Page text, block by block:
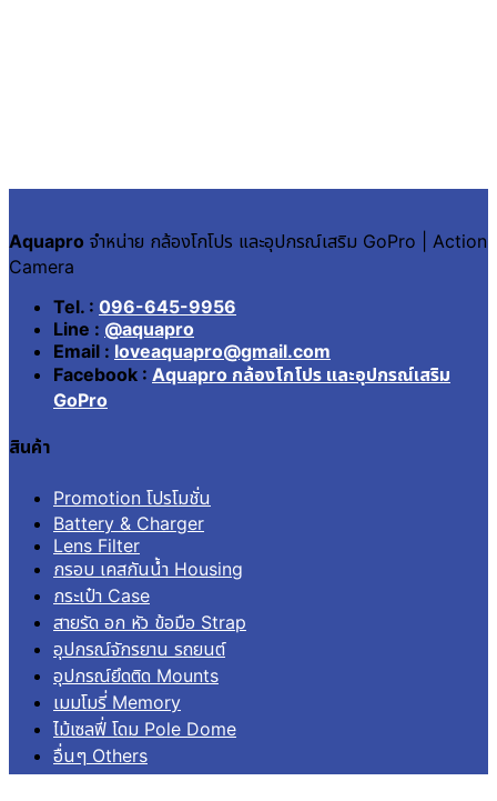
Aquapro จำหน่าย กล้องโกโปร และอุปกรณ์เสริม GoPro | Action
Camera
Tel. : 096-645-9956
Line : @aquapro
Email : loveaquapro@gmail.com
Facebook : Aquapro กล้องโกโปร และอุปกรณ์เสริม
GoPro
สินค้า
Promotion โปรโมชั่น
Battery & Charger
Lens Filter
กรอบ เคสกันน้ำ Housing
กระเป๋า Case
สายรัด อก หัว ข้อมือ Strap
อุปกรณ์จักรยาน รถยนต์
อุปกรณ์ยึดติด Mounts
เมมโมรี่ Memory
ไม้เซลฟี่ โดม Pole Dome
อื่นๆ Others